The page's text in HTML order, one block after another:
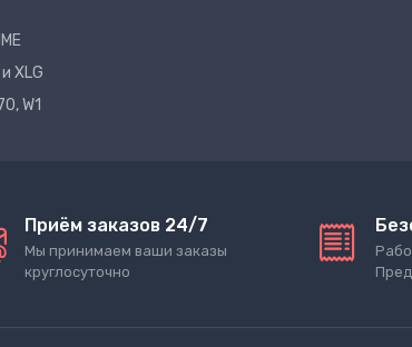
XLG
W1
Приём заказов 24/7
Мы принимаем ваши заказы
круглосуточно